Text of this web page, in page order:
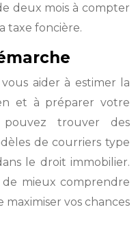
deux mois à compter
taxe foncière.
aider à estimer la
et à préparer votre
pouvez trouver des
de courriers type
le droit immobilier.
mieux comprendre
maximiser vos chances